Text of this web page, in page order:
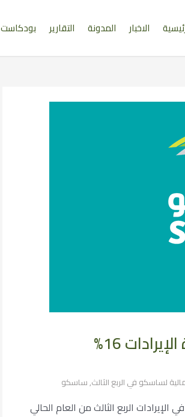
الاخبار المدونة التقارير بودكاست
لساسكو في الربع الثالث,ساسكو
الربع الثالث من العام الحالي